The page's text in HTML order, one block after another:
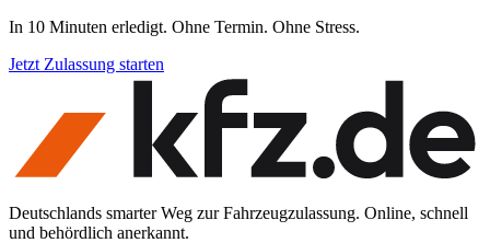
In 10 Minuten erledigt. Ohne Termin. Ohne Stress.
Jetzt Zulassung starten
Deutschlands smarter Weg zur Fahrzeugzulassung. Online, schnell
und behördlich anerkannt.